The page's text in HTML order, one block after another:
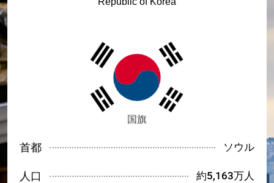
国旗
首都 ソウル
人口 約5,163万人